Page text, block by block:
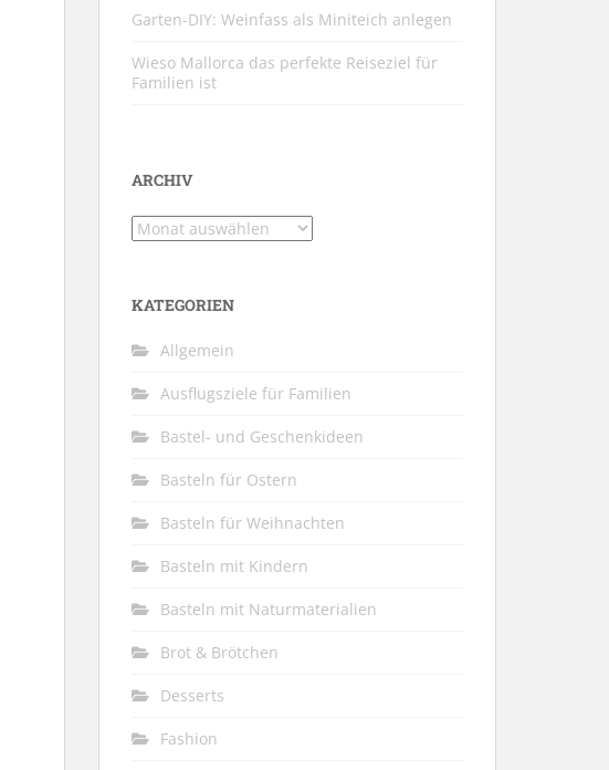
Garten-DIY: Weinfass als Miniteich anlegen
Wieso Mallorca das perfekte Reiseziel für
Familien ist
ARCHIV
Archiv
KATEGORIEN
Allgemein
Ausflugsziele für Familien
Bastel- und Geschenkideen
Basteln für Ostern
Basteln für Weihnachten
Basteln mit Kindern
Basteln mit Naturmaterialien
Brot & Brötchen
Desserts
Fashion